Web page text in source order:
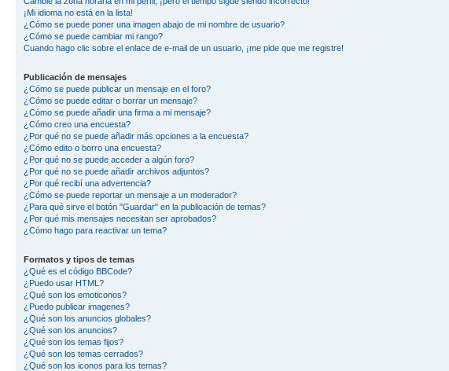
¡Mi idioma no está en la lista!
¿Cómo se puede poner una imagen abajo de mi nombre de usuario?
¿Cómo se puede cambiar mi rango?
Cuando hago clic sobre el enlace de e-mail de un usuario, ¡me pide que me registre!
Publicación de mensajes
¿Cómo se puede publicar un mensaje en el foro?
¿Cómo se puede editar o borrar un mensaje?
¿Cómo se puede añadir una firma a mi mensaje?
¿Cómo creo una encuesta?
¿Por qué no se puede añadir más opciones a la encuesta?
¿Cómo edito o borro una encuesta?
¿Por qué no se puede acceder a algún foro?
¿Por qué no se puede añadir archivos adjuntos?
¿Por qué recibí una advertencia?
¿Cómo se puede reportar un mensaje a un moderador?
¿Para qué sirve el botón "Guardar" en la publicación de temas?
¿Por qué mis mensajes necesitan ser aprobados?
¿Cómo hago para reactivar un tema?
Formatos y tipos de temas
¿Qué es el código BBCode?
¿Puedo usar HTML?
¿Qué son los emoticonos?
¿Puedo publicar imagenes?
¿Qué son los anuncios globales?
¿Qué son los anuncios?
¿Qué son los temas fijos?
¿Qué son los temas cerrados?
¿Qué son los iconos para los temas?